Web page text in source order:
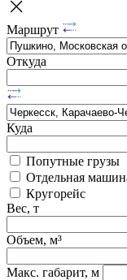
Маршрут
Откуда
Куда
Попутные грузы
Отдельная
Кругорейс
Вес, т
Объем, м³
Макс. габарит, м